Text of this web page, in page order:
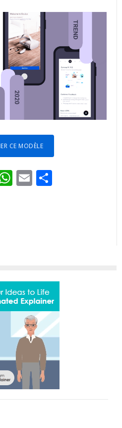
CE MODÈLE
WhatsApp
Email